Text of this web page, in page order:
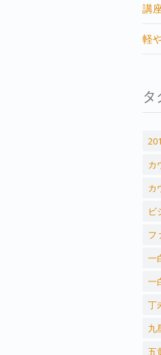
講
軽
タ
カ
カ
ビ
フ
一
一
丁
九
五